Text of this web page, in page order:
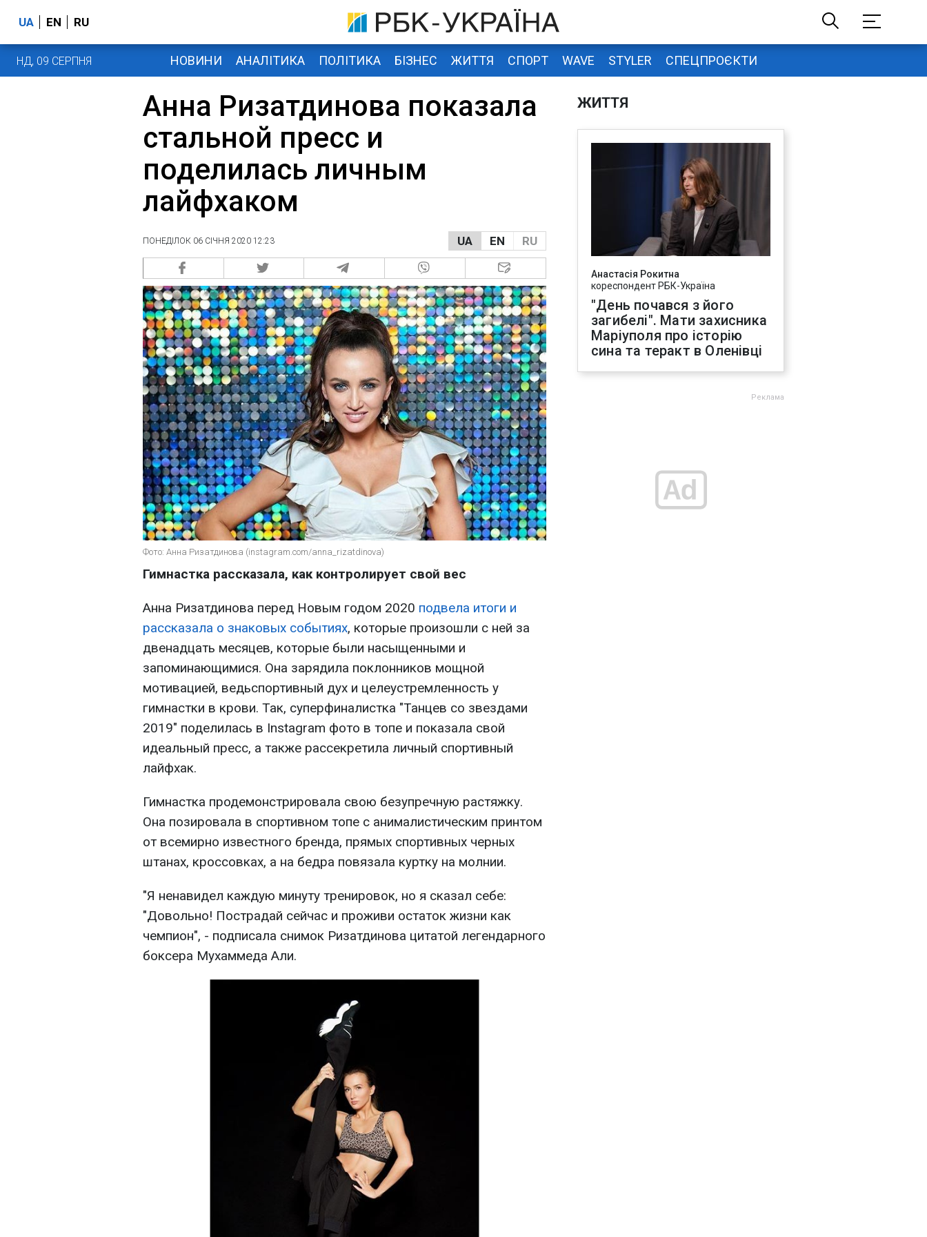
UA EN RU
НД, 09 СЕРПНЯ НОВИНИ АНАЛІТИКА ПОЛІТИКА БІЗНЕС ЖИТТЯ СПОРТ WAVE STYLER СПЕЦПРОЄКТИ
Анна Ризатдинова показала
стальной пресс и
поделилась личным
лайфхаком
ПОНЕДІЛОК 06 СІЧНЯ 2020 12:23 UA EN RU
Фото: Анна Ризатдинова (instagram.com/anna_rizatdinova)
Гимнастка рассказала, как контролирует свой вес
Анна Ризатдинова перед Новым годом 2020 подвела итоги и
рассказала о знаковых событиях, которые произошли с ней за
двенадцать месяцев, которые были насыщенными и
запоминающимися. Она зарядила поклонников мощной
мотивацией, ведьспортивный дух и целеустремленность у
гимнастки в крови. Так, суперфиналистка "Танцев со звездами
2019" поделилась в Instagram фото в топе и показала свой
идеальный пресс, а также рассекретила личный спортивный
лайфхак.
Гимнастка продемонстрировала свою безупречную растяжку.
Она позировала в спортивном топе с анималистическим принтом
от всемирно известного бренда, прямых спортивных черных
штанах, кроссовках, а на бедра повязала куртку на молнии.
"Я ненавидел каждую минуту тренировок, но я сказал себе:
"Довольно! Пострадай сейчас и проживи остаток жизни как
чемпион", - подписала снимок Ризатдинова цитатой легендарного
боксера Мухаммеда Али.
ЖИТТЯ
Анастасія Рокитна
кореспондент РБК-Україна
"День почався з його
загибелі". Мати захисника
Маріуполя про історію
сина та теракт в Оленівці